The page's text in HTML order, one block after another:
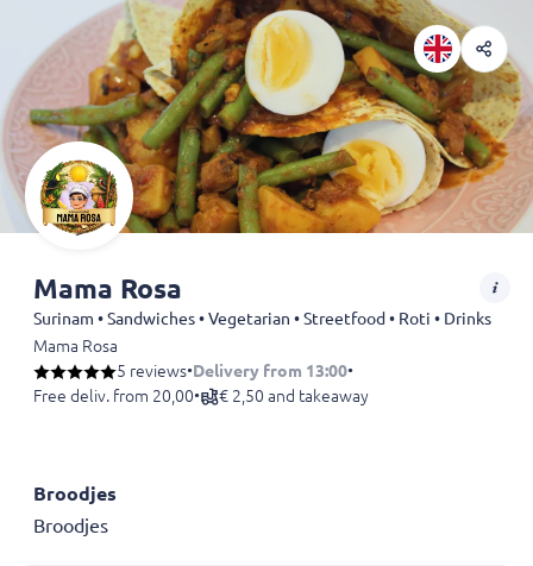
Mama Rosa
Surinam • Sandwiches • Vegetarian • Streetfood • Roti • Drinks
Mama Rosa
5 reviews•Delivery from 13:00•
Free deliv. from 20,00• € 2,50 and takeaway
Broodjes
Broodjes